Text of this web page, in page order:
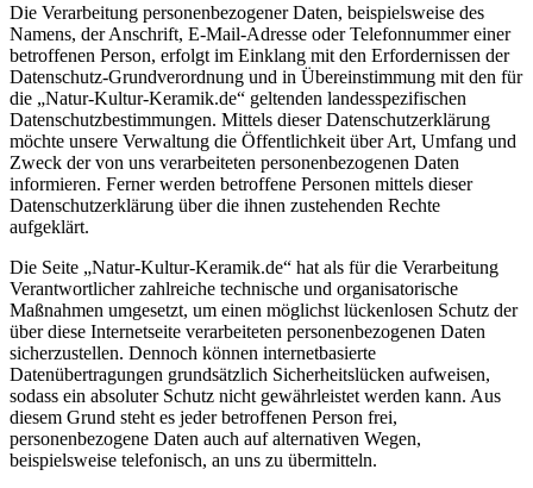
Die Verarbeitung personenbezogener Daten, beispielsweise des
Namens, der Anschrift, E-Mail-Adresse oder Telefonnummer einer
betroffenen Person, erfolgt im Einklang mit den Erfordernissen der
Datenschutz-Grundverordnung und in Übereinstimmung mit den für
die „Natur-Kultur-Keramik.de“ geltenden landesspezifischen
Datenschutzbestimmungen. Mittels dieser Datenschutzerklärung
möchte unsere Verwaltung die Öffentlichkeit über Art, Umfang und
Zweck der von uns verarbeiteten personenbezogenen Daten
informieren. Ferner werden betroffene Personen mittels dieser
Datenschutzerklärung über die ihnen zustehenden Rechte
aufgeklärt.
Die Seite „Natur-Kultur-Keramik.de“ hat als für die Verarbeitung
Verantwortlicher zahlreiche technische und organisatorische
Maßnahmen umgesetzt, um einen möglichst lückenlosen Schutz der
über diese Internetseite verarbeiteten personenbezogenen Daten
sicherzustellen. Dennoch können internetbasierte
Datenübertragungen grundsätzlich Sicherheitslücken aufweisen,
sodass ein absoluter Schutz nicht gewährleistet werden kann. Aus
diesem Grund steht es jeder betroffenen Person frei,
personenbezogene Daten auch auf alternativen Wegen,
beispielsweise telefonisch, an uns zu übermitteln.